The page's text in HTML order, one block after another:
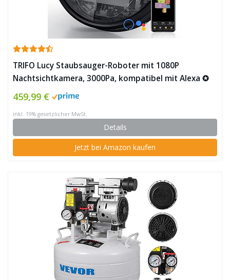
TRIFO Lucy Staubsauger-Roboter mit 1080P
Nachtsichtkamera, 3000Pa, kompatibel mit Alexa ✪
459,99 €
inkl. 19% gesetzlicher MwSt.
Details
Jetzt bei Amazon kaufen